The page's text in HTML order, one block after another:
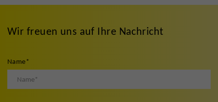
Wir freuen uns auf Ihre Nachricht
Name*